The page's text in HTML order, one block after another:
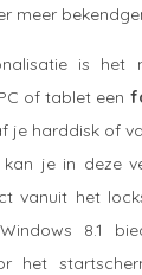
meer
is het
of tablet een
je harddisk of
kan je in deze
vanuit het
8.1
het